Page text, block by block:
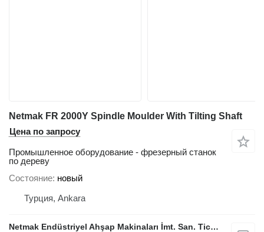
Netmak FR 2000Y Spindle Moulder With Tilting Shaft
Цена по запросу
Промышленное оборудование - фрезерный станок
по дереву
Состояние новый
Турция, Ankara
Netmak Endüstriyel Ahşap Makinaları İmt. San. Tic. A.Ş.